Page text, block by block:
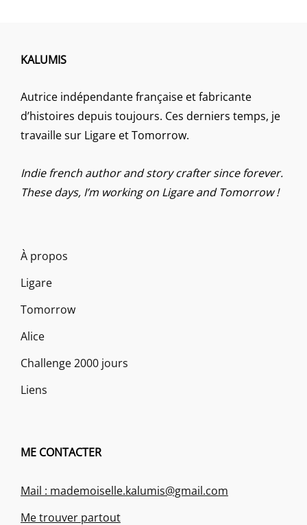
KALUMIS
Autrice indépendante française et fabricante
d’histoires depuis toujours. Ces derniers temps, je
travaille sur Ligare et Tomorrow.
Indie french author and story crafter since forever.
These days, I’m working on Ligare and Tomorrow !
À propos
Ligare
Tomorrow
Alice
Challenge 2000 jours
Liens
ME CONTACTER
Mail : mademoiselle.kalumis@gmail.com
Me trouver partout